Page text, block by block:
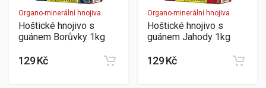
Organo-minerální hnojiva
Hoštické hnojivo s
guánem Borůvky 1kg
129 Kč
Organo-minerální hnojiva
Hoštické hnojivo s
guánem Jahody 1kg
129 Kč